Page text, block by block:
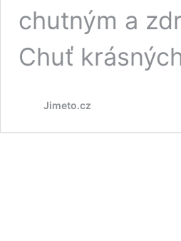
chutným a
Chuť
Jimeto.cz